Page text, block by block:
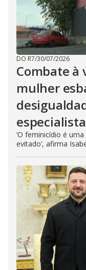
DO R7/30/07/2026
Combate à
mulher
especialista
‘O feminicídio é
evitado’, afirma